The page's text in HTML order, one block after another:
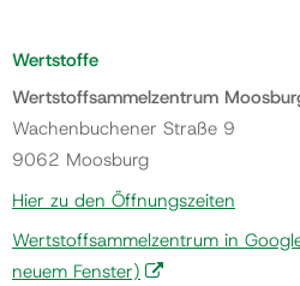
Wertstoffe
Wertstoffsammelzentrum
Wachenbuchener Straße 9
9062 Moosburg
Hier zu den Öffnungszeiten
Wertstoffsammelzentrum in
neuem Fenster)